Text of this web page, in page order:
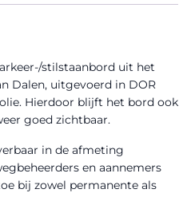
stilstaanbord uit het
Dalen, uitgevoerd in DOR
Hierdoor blijft het bord ook
goed zichtbaar.
in de afmeting
en aannemers
bij zowel permanente als